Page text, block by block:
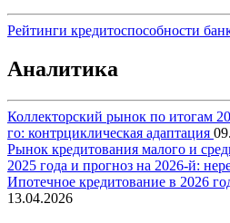
Рейтинги кредитоспособности
Аналитика
Коллекторский рынок по итогам
го: контрциклическая адаптация
Рынок кредитования малого и
2025 года и прогноз на 2026-й:
Ипотечное кредитование в 2026
13.04.2026